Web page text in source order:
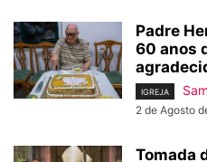
Padre
60 anos
IGREJA
2 de Agosto
Tomada